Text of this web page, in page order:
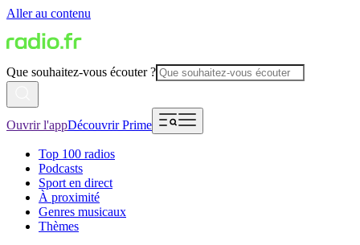
Aller au contenu
Que souhaitez-vous écouter ?
Ouvrir l'appDécouvrir Prime
Top 100 radios
Podcasts
Sport en direct
À proximité
Genres musicaux
Thèmes